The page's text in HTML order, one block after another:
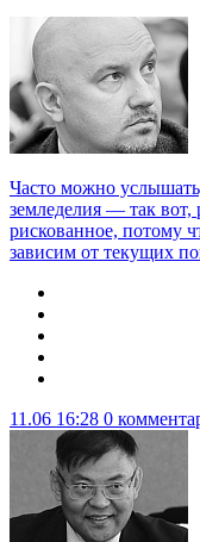
Часто можно
земледелия — так вот,
рискованное, потому
зависим от текущих
11.06 16:28 0